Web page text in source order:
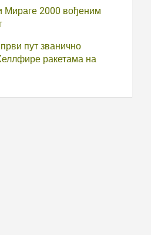
Мираге 2000 вођеним
пут званично
ракетама на